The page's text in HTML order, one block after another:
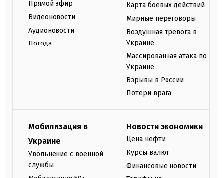
Прямой эфир
Видеоновости
Аудионовости
Погода
Карта боевых действий
Мирные переговоры
Воздушная тревога в
Украине
Массированная атака по
Украине
Взрывы в России
Потери врага
Мобилизация в
Украине
Увольнение с военной
службы
Новости экономики
Цена нефти
Курсы валют
Финансовые новости